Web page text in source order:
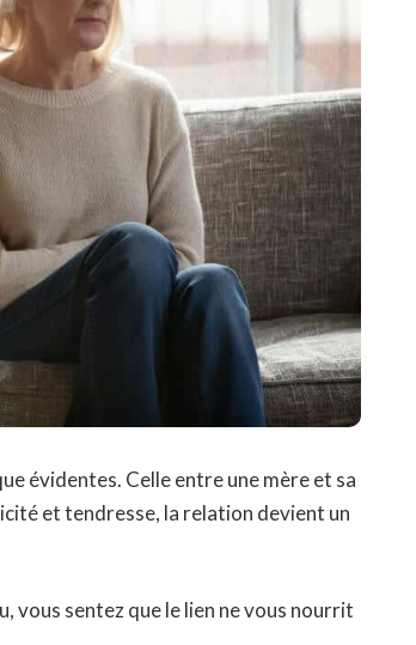
évidentes. Celle entre une mère et sa
et tendresse, la relation devient un
vous sentez que le lien ne vous nourrit